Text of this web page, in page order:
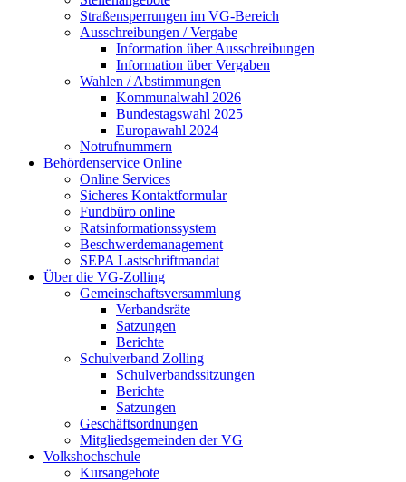
Straßensperrungen im VG-Bereich
Ausschreibungen / Vergabe
Information über Ausschreibungen
Information über Vergaben
Wahlen / Abstimmungen
Kommunalwahl 2026
Bundestagswahl 2025
Europawahl 2024
Notrufnummern
Behördenservice Online
Online Services
Sicheres Kontaktformular
Fundbüro online
Ratsinformationssystem
Beschwerdemanagement
SEPA Lastschriftmandat
Über die VG-Zolling
Gemeinschaftsversammlung
Verbandsräte
Satzungen
Berichte
Schulverband Zolling
Schulverbandssitzungen
Berichte
Satzungen
Geschäftsordnungen
Mitgliedsgemeinden der VG
Volkshochschule
Kursangebote